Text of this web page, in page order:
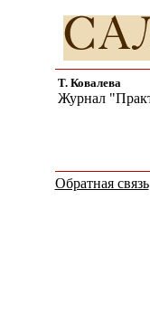
Т. Ковалева
Журнал
Обратная связь